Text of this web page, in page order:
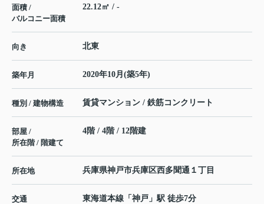
面積 /
バルコニー面積
22.12㎡ / -
向き 北東
築年月 2020年10月(築5年)
種別 / 建物構造 賃貸マンション / 鉄筋コンクリート
部屋 /
所在階 / 階建て
4階 / 4階 / 12階建
所在地 兵庫県神戸市兵庫区西多聞通 １丁目
交通 東海道本線 「 神戸 」駅 徒歩7分